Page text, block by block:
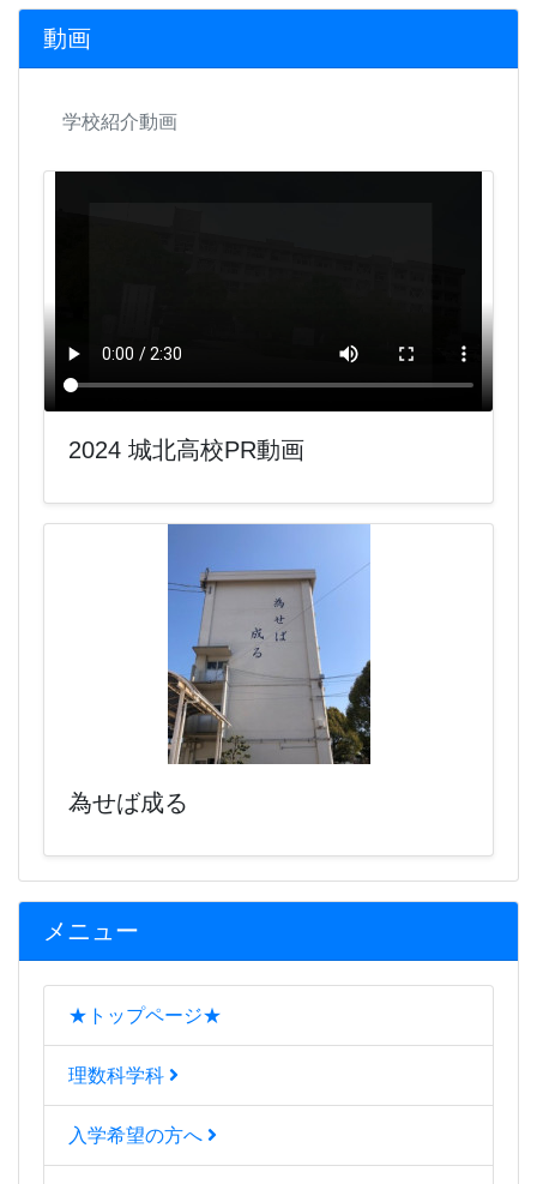
動画
学校紹介動画
2024 城北高校PR動画
為せば成る
メニュー
★トップページ★
理数科学科
入学希望の方へ